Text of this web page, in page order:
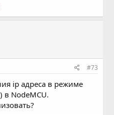
#73
ip адреса в режиме
в NodeMCU.